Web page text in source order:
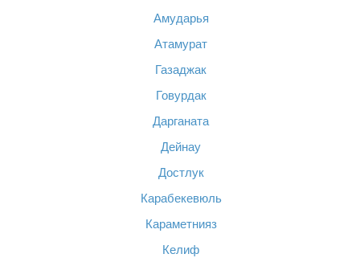
Амударья
Атамурат
Газаджак
Говурдак
Дарганата
Дейнау
Достлук
Карабекевюль
Караметнияз
Келиф